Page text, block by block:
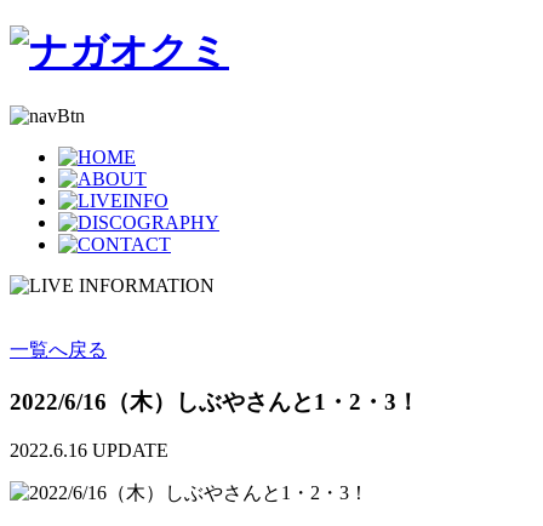
一覧へ戻る
2022/6/16（木）しぶやさんと1・2・3！
2022.6.16 UPDATE